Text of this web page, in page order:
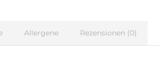
Allergene Rezensionen (0)